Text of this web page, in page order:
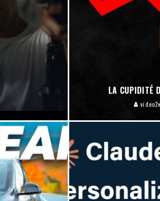
LA CUPIDITÉ